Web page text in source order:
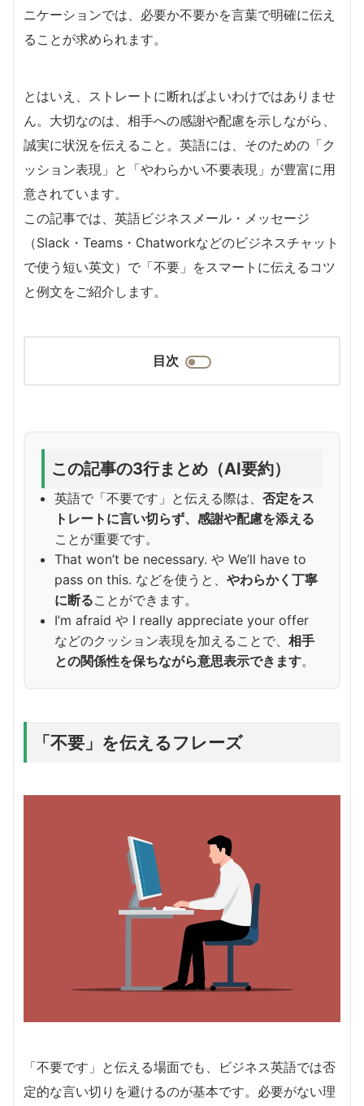
ニケーションでは、必要か不要かを言葉で明確に伝え
ることが求められます。
とはいえ、ストレートに断ればよいわけではありませ
ん。大切なのは、相手への感謝や配慮を示しながら、
誠実に状況を伝えること。英語には、そのための「ク
ッション表現」と「やわらかい不要表現」が豊富に用
意されています。
この記事では、英語ビジネスメール・メッセージ
（Slack・Teams・Chatworkなどのビジネスチャット
で使う短い英文）で「不要」をスマートに伝えるコツ
と例文をご紹介します。
目次
この記事の3行まとめ（AI要約）
英語で「不要です」と伝える際は、 否定をス
トレートに言い切らず、感謝や配慮を添える
ことが重要です。
That won’t be necessary. や We’ll have to
pass on this. などを使うと、 やわらかく丁寧
に断ることができます。
I’m afraid や I really appreciate your offer
などのクッション表現を加えることで、 相手
との関係性を保ちながら意思表示できます。
「不要」を伝えるフレーズ
「不要です」と伝える場面でも、ビジネス英語では否
定的な言い切りを避けるのが基本です。必要がない理